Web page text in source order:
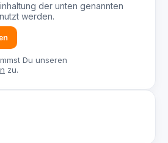
der unten genannten
werden.
Du unseren
zu.